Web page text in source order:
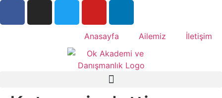
Anasayfa Ailemiz İletişim